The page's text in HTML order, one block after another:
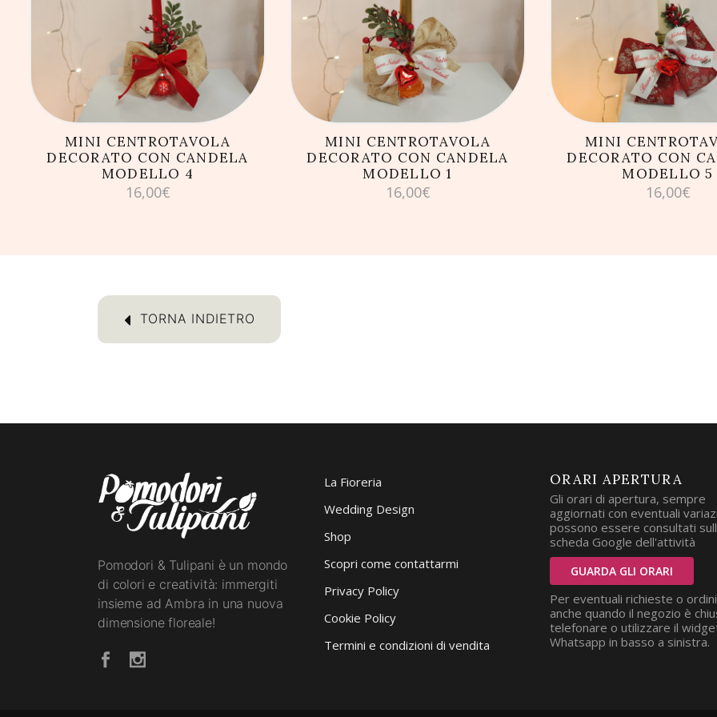
AGGIUNGI AL CARRELLO
MINI CENTROTAVOLA
DECORATO CON CANDELA
MODELLO 4
16,00€
AGGIUNGI AL CARRELLO
MINI CENTROTAVOLA
DECORATO CON CANDELA
MODELLO 1
16,00€
AGGIUNGI AL
MINI
DECORATO CON
MODELLO 5
16,00€
TORNA INDIETRO
Pomodori & Tulipani è un mondo
di colori e creatività: immergiti
insieme ad Ambra in una nuova
dimensione floreale!
La Fioreria
Wedding Design
Shop
Scopri come contattarmi
Privacy Policy
Cookie Policy
Termini e condizioni di vendita
ORARI APERTURA
Gli orari di apertura, sempre
aggiornati con eventuali
possono essere consultati
scheda Google dell'attività
GUARDA GLI ORARI
Per eventuali richieste o ordini
anche quando il negozio è
telefonare o utilizzare il
Whatsapp in basso a sinistra.